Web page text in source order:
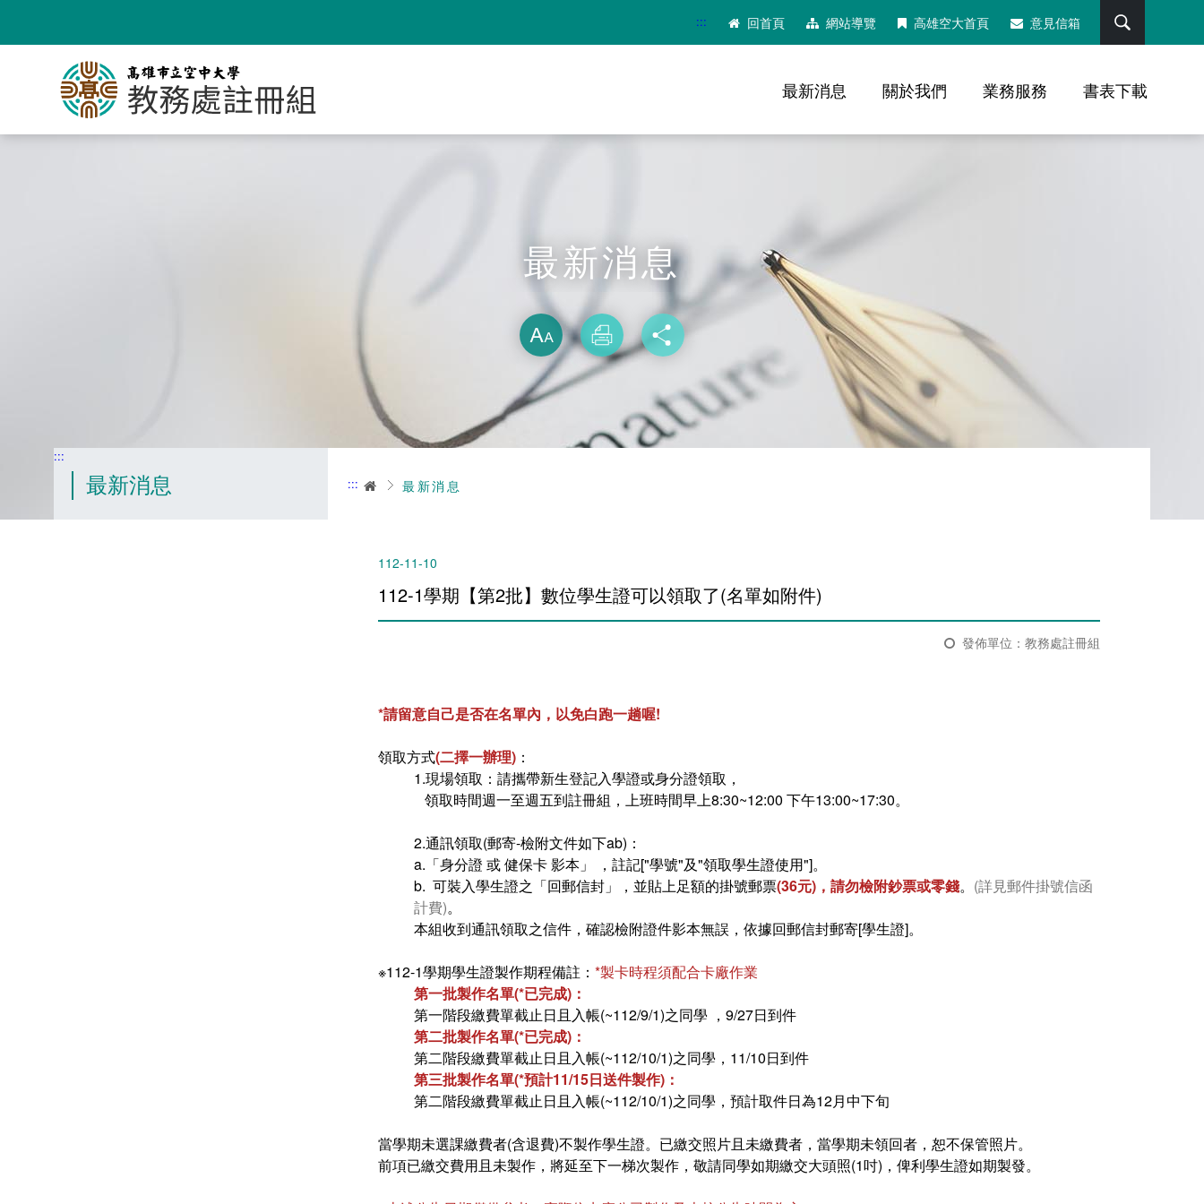
要
::: 回首頁 網站導覽 高雄空大首頁 意見信箱
最新消息 關於我們 業務服務 書表下載
最新消息
略過字型切換，社群分享工具列
放大
列印 分享
:::
最新消息 ::: 首頁最新消息
112-11-10
112-1學期【第2批】數位學生證可以領取了(名單如附件)​
發佈單位：教務處註冊組
*請留意自己是否在名單內，以免白跑一趟喔!
領取方式(二擇一辦理) ：
1.現場領取：請攜帶新生登記入學證或身分證領取，
領取時間週一至週五到註冊組，上班時間早上8:30~12:00 下午13:00~17:30。
2.通訊領取(郵寄-檢附文件如下ab)：
a.「身分證 或 健保卡 影本」 ，註記["學號"及"領取學生證使用"]。
b. 可裝入學生證之「回郵信封」，並貼上足額的掛號郵票(36元)，請勿檢附鈔票或零錢。 (詳見郵件掛號信函
計費)。
本組收到通訊領取之信件，確認檢附證件影本無誤，依據回郵信封郵寄[學生證]。
※112-1學期學生證製作期程備註： *製卡時程須配合卡廠作業
第一批製作名單(*已完成)：
第一階段繳費單截止日且入帳(~112/9/1)之同學 ，9/27日到件
第二批製作名單(*已完成)：
第二階段繳費單截止日且入帳(~112/10/1)之同學，11/10日到件
第三批製作名單(*預計11/15日送件製作)：
第二階段繳費單截止日且入帳(~112/10/1)之同學，預計取件日為12月中下旬
當學期未選課繳費者(含退費)不製作學生證。已繳交照片且未繳費者，當學期未領回者，恕不保管照片。
前項已繳交費用且未製作，將延至下一梯次製作，敬請同學如期繳交大頭照(1吋)，俾利學生證如期製發。